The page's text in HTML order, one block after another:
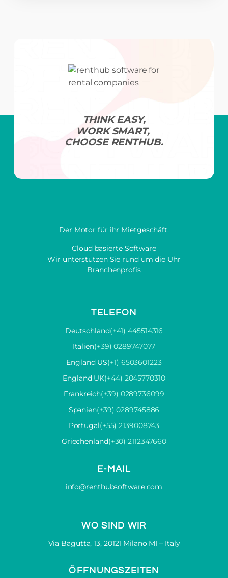
THINK EASY,
WORK SMART,
CHOOSE RENTHUB.
Der Motor für ihr Mietgeschäft.
Cloud basierte Software
Wir unterstützen Sie rund um die Uhr
Branchenprofis
TELEFON
Deutschland(+41) 445514316
Italien(+39) 0289747077
England US(+1) 6503601223
England UK(+44) 2045770310
Frankreich(+39) 0289736099
Spanien(+39) 0289745886
Portugal(+55) 2139008743
Griechenland(+30) 2112347660
E-MAIL
info@renthubsoftware.com
WO SIND WIR
Via Bagutta, 13, 20121 Milano MI – Italy
ÖFFNUNGSZEITEN